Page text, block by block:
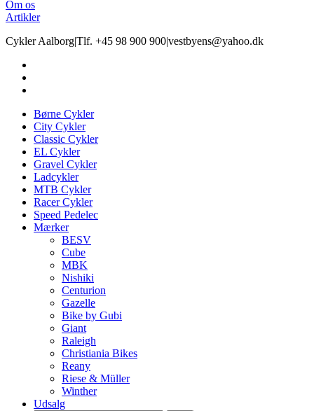
Om os
Artikler
Cykler Aalborg|Tlf. +45 98 900 900|vestbyens@yahoo.dk
Børne Cykler
City Cykler
Classic Cykler
EL Cykler
Gravel Cykler
Ladcykler
MTB Cykler
Racer Cykler
Speed Pedelec
Mærker
BESV
Cube
MBK
Nishiki
Centurion
Gazelle
Bike by Gubi
Giant
Raleigh
Christiania Bikes
Reany
Riese & Müller
Winther
Udsalg